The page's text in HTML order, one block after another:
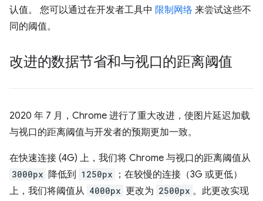
认值。 您可以通过在开发者工具中 限制网络 来尝试这些不
同的阈值。
改进的数据节省和与视口的距离阈值
2020 年 7 月，Chrome 进行了重大改进，使图片延迟加载
与视口的距离阈值与开发者的预期更加一致。
在快速连接 (4G) 上，我们将 Chrome 与视口的距离阈值从
3000px 降低到 1250px
；在较慢的连接（3G 或更低）
上，我们将阈值从 4000px 更改为 2500px 。此更改实现